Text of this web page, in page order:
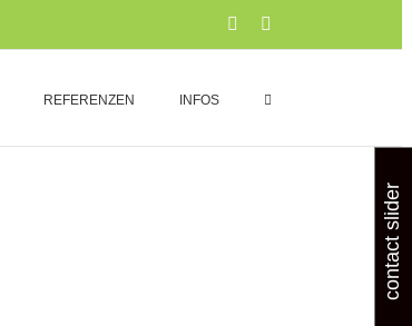
Xing
REFERENZEN INFOS
contact slider